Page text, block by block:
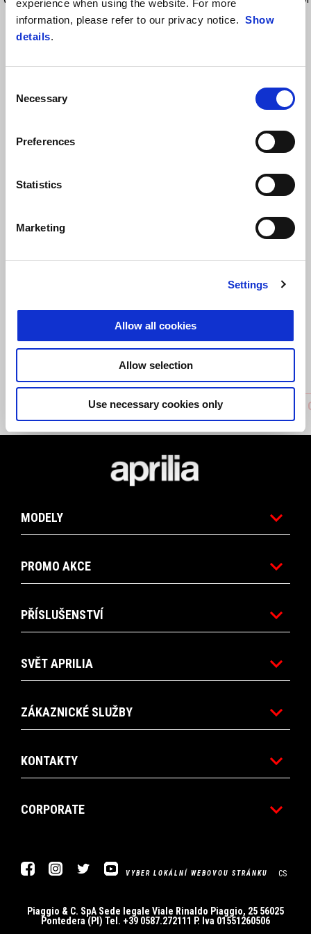
experience when using the website. For more
information, please refer to our privacy notice. Show
details.
Selection
Necessary
Preferences
Statistics
Marketing
Settings
Allow all cookies
Allow selection
Use necessary cookies only
064; L 066; XL 068; XXL 069; XXXL 070
Předchozí
APRILIA OFF ROAD LIGHT JACKET
MODELY
PROMO AKCE
PŘÍSLUŠENSTVÍ
SVĚT APRILIA
ZÁKAZNICKÉ SLUŽBY
KONTAKTY
CORPORATE
FacebookInstagram
TwitterYoutube
VYBER LOKÁLNÍ WEBOVOU STRÁNKU CS
Piaggio & C. SpA Sede legale Viale Rinaldo Piaggio, 25 56025
Pontedera (PI) Tel. +39 0587.272111 P. Iva 01551260506